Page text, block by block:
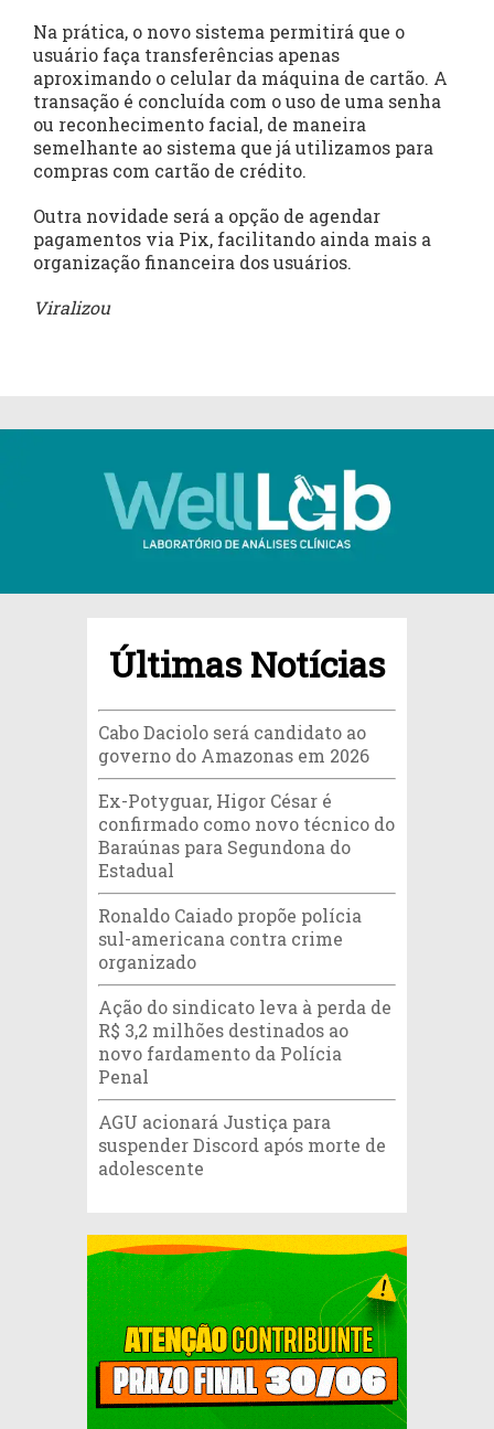
Na prática, o novo sistema permitirá que o
usuário faça transferências apenas
aproximando o celular da máquina de cartão. A
transação é concluída com o uso de uma senha
ou reconhecimento facial, de maneira
semelhante ao sistema que já utilizamos para
compras com cartão de crédito.
Outra novidade será a opção de agendar
pagamentos via Pix, facilitando ainda mais a
organização financeira dos usuários.
Viralizou
Últimas Notícias
Cabo Daciolo será candidato ao
governo do Amazonas em 2026
Ex-Potyguar, Higor César é
confirmado como novo técnico do
Baraúnas para Segundona do
Estadual
Ronaldo Caiado propõe polícia
sul-americana contra crime
organizado
Ação do sindicato leva à perda de
R$ 3,2 milhões destinados ao
novo fardamento da Polícia
Penal
AGU acionará Justiça para
suspender Discord após morte de
adolescente